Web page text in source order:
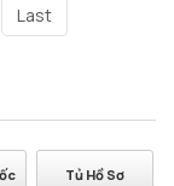
Last
Cầu Thang